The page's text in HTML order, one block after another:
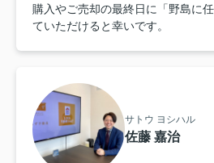
購入やご売却の最終日に「野島に
ていただけると幸いです。
サトウ ヨシハル
佐藤 嘉治